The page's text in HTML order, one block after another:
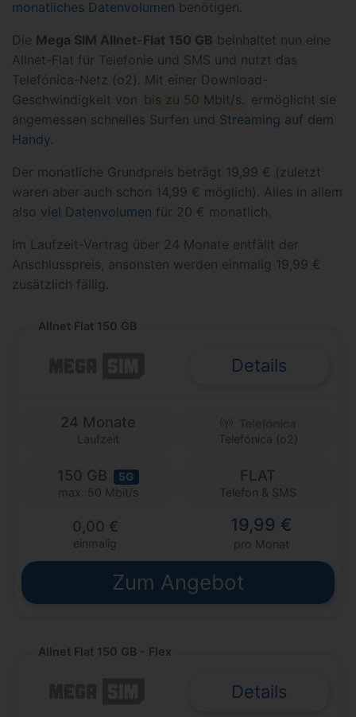
monatliches Datenvolumen benötigen.
Die Mega SIM Allnet-Flat 150 GB beinhaltet nun eine
Allnet-Flat für Telefonie und SMS und nutzt das
Telefónica-Netz (o2). Mit einer Download-
Geschwindigkeit von bis zu 50 Mbit/s. ermöglicht sie
angemessen schnelles Surfen und Streaming auf dem
Handy.
Der monatliche Grundpreis beträgt 19,99 € (zuletzt
waren aber auch schon 14,99 € möglich). Alles in allem
also viel Datenvolumen für 20 € monatlich.
Im Laufzeit-Vertrag über 24 Monate entfällt der
Anschlusspreis, ansonsten werden einmalig 19,99 €
zusätzlich fällig.
Allnet Flat 150 GB
Details
24 Monate
Laufzeit Telefónica (o2)
150 GB 5G
max. 50 Mbit/s
FLAT
Telefon & SMS
0,00 €
einmalig
19,99 €
pro Monat
Zum Angebot
Allnet Flat 150 GB - Flex
Details